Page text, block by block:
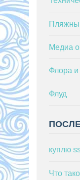
Медиа
Флора
Флуд
куплю
Что